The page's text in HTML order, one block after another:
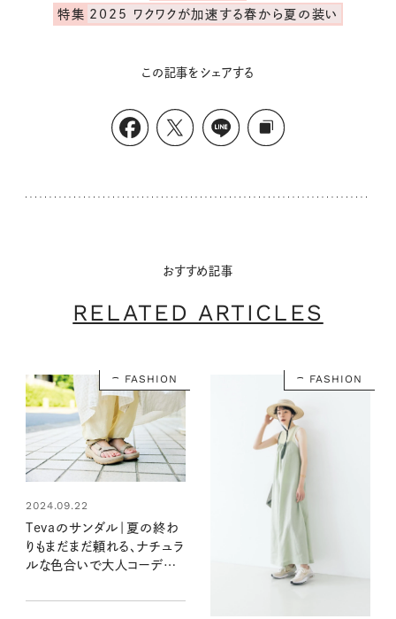
特集 2025 ワクワクが加速する春から夏の装い
この記事をシェアする
おすすめ記事
RELATED ARTICLES
FASHION
2024.09.22
Tevaのサンダル｜夏の終わ
りもまだまだ頼れる、ナチュラ
ルな色合いで大人コーデに
とおしゃれ】
FASHION